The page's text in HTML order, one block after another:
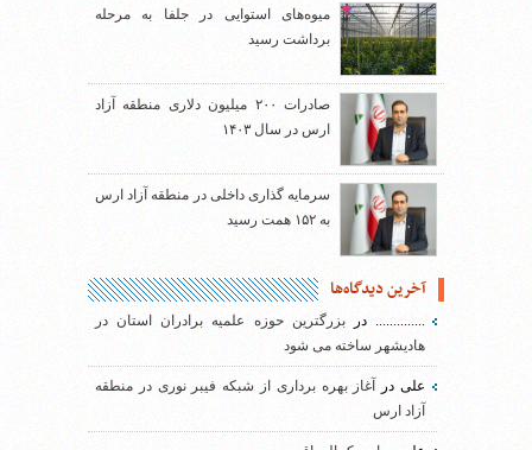
میوه‌های استوایی در جلفا به مرحله
برداشت رسید
صادرات ۲۰۰ میلیون دلاری منطقه آزاد
ارس در سال ۱۴۰۳
سرمایه گذاری داخلی در منطقه آزاد ارس
به ۱۵۲ همت رسید
آخرین دیدگاه‌ها
..............دربزرگترین حوزه علمیه برادران استان در
هادیشهر ساخته می شود
علیدر
آغاز بهره برداری از شبکه فیبر نوری در منطقه
آزاد ارس